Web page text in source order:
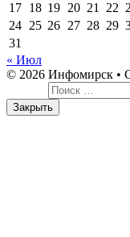
17 18 19 20 21 22
24 25 26 27 28 29
31
« Июл
© 2026 Инфомирск •
Закрыть